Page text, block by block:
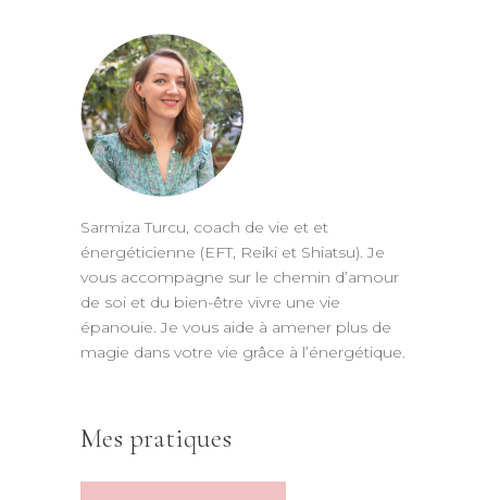
Sarmiza Turcu, coach de vie et et
énergéticienne (EFT, Reiki et Shiatsu). Je
vous accompagne sur le chemin d’amour
de soi et du bien-être vivre une vie
épanouie. Je vous aide à amener plus de
magie dans votre vie grâce à l’énergétique.
Mes pratiques